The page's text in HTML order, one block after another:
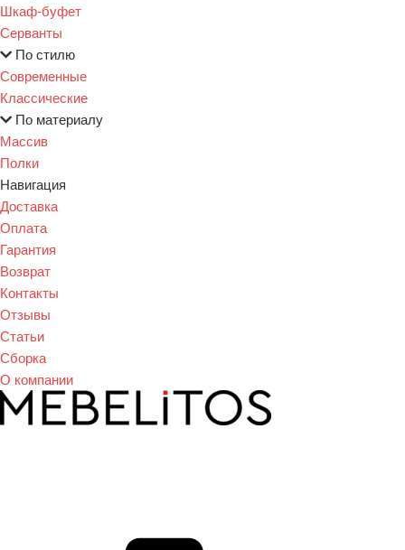
Шкаф-буфет
Серванты
По стилю
Современные
Классические
По материалу
Массив
Полки
Навигация
Доставка
Оплата
Гарантия
Возврат
Контакты
Отзывы
Статьи
Сборка
О компании